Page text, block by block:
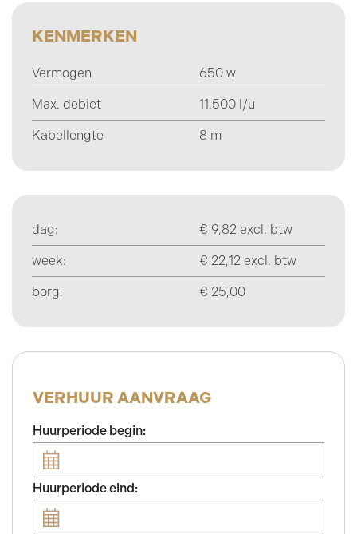
KENMERKEN
Vermogen 650 w
Max. debiet 11.500 l/u
Kabellengte 8 m
dag: € 9,82 excl. btw
week: € 22,12 excl. btw
borg: € 25,00
VERHUUR AANVRAAG
Huurperiode begin:
Huurperiode eind: